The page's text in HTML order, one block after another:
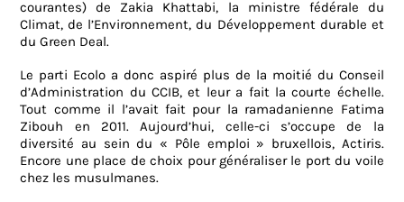
courantes) de Zakia Khattabi, la ministre fédérale du
Climat, de l’Environnement, du Développement durable et
du Green Deal.
Le parti Ecolo a donc aspiré plus de la moitié du Conseil
d’Administration du CCIB, et leur a fait la courte échelle.
Tout comme il l’avait fait pour la ramadanienne Fatima
Zibouh en 2011. Aujourd’hui, celle-ci s’occupe de la
diversité au sein du « Pôle emploi » bruxellois, Actiris.
Encore une place de choix pour généraliser le port du voile
chez les musulmanes.